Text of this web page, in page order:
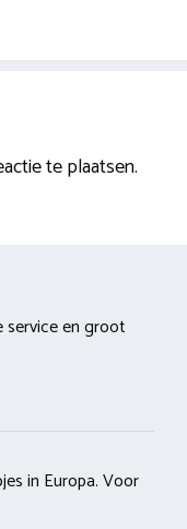
te plaatsen.
service en groot
in Europa. Voor